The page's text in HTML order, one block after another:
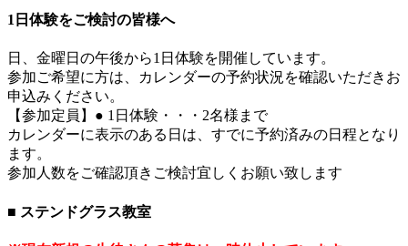
1日体験をご検討の皆様へ
日、金曜日の午後から1日体験を開催しています。
参加ご希望に方は、カレンダーの予約状況を確認いただきお
申込みください。
【参加定員】● 1日体験・・・2名様まで
カレンダーに表示のある日は、すでに予約済みの日程となり
ます。
参加人数をご確認頂きご検討宜しくお願い致します
■ ステンドグラス教室